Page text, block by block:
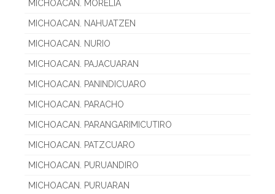
MICHOACAN. MORELIA
MICHOACAN. NAHUATZEN
MICHOACAN. NURIO
MICHOACAN. PAJACUARAN
MICHOACAN. PANINDICUARO
MICHOACAN. PARACHO
MICHOACAN. PARANGARIMICUTIRO
MICHOACAN. PATZCUARO
MICHOACAN. PURUANDIRO
MICHOACAN. PURUARAN